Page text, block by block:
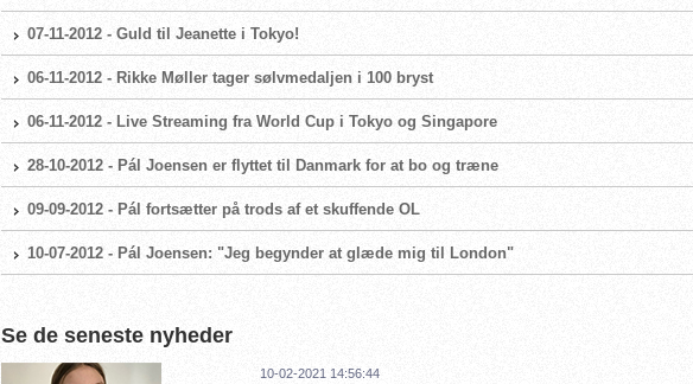
07-11-2012 - Guld til Jeanette i Tokyo!
06-11-2012 - Rikke Møller tager sølvmedaljen i 100 bryst
06-11-2012 - Live Streaming fra World Cup i Tokyo og Singapore
28-10-2012 - Pál Joensen er flyttet til Danmark for at bo og træne
09-09-2012 - Pál fortsætter på trods af et skuffende OL
10-07-2012 - Pál Joensen: "Jeg begynder at glæde mig til London"
Se de seneste nyheder
10-02-2021 14:56:44